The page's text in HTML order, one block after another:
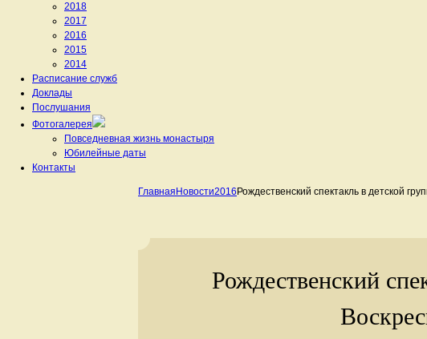
2018
2017
2016
2015
2014
Расписание служб
Доклады
Послушания
Фотогалерея
Повседневная жизнь монастыря
Юбилейные даты
Контакты
Главная Новости2016 Рождественский спектакль в детской
Рождественский